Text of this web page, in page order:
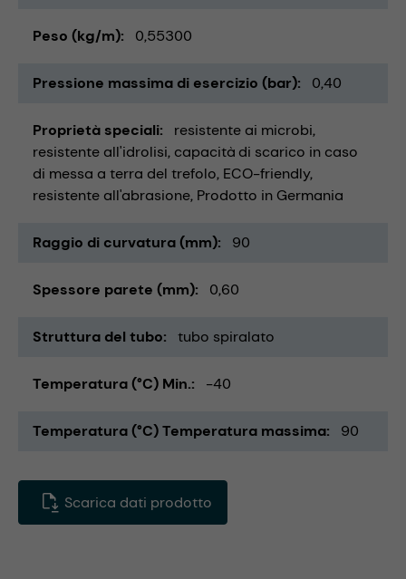
Peso (kg/m) 0,55300
Pressione massima di esercizio (bar) 0,40
Proprietà speciali
resistente ai microbi
resistente all'idrolisi capacità di scarico in caso
di messa a terra del trefolo ECO-friendly
resistente all'abrasione Prodotto in Germania
Raggio di curvatura (mm) 90
Spessore parete (mm) 0,60
Struttura del tubo tubo spiralato
Temperatura (°C) Min. -40
Temperatura (°C) Temperatura massima 90
Scarica dati prodotto